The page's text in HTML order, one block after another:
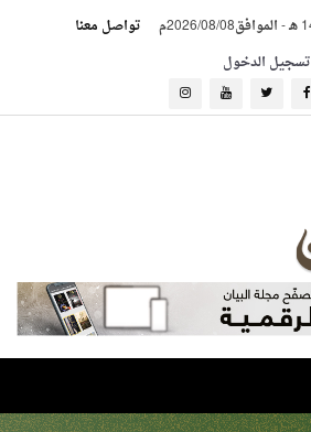
-الموافق2026/08/08م
تواصل معنا
تسجيل الدخول